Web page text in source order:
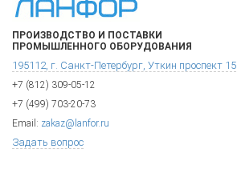
ПРОИЗВОДСТВО И ПОСТАВКИ
ПРОМЫШЛЕННОГО ОБОРУДОВАНИЯ
195112, г. Санкт-Петербург, Уткин проспект 15
+7 (812) 309-05-12
+7 (499) 703-20-73
Email: zakaz@lanfor.ru
Задать вопрос